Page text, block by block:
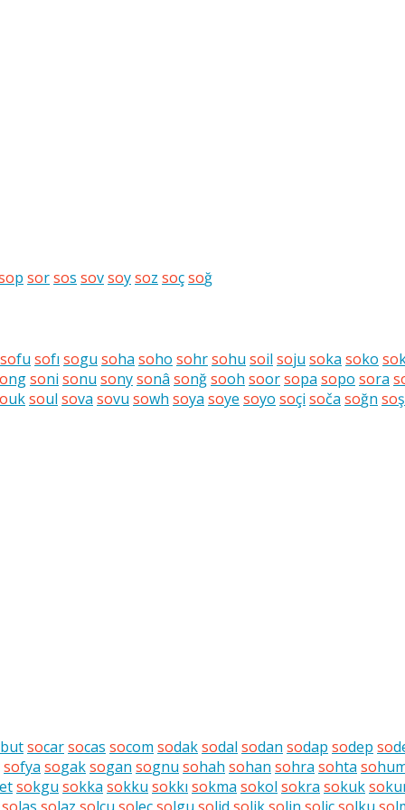
p sorsos sovsoysoz soçsoğ
sofu sofı sogu soha soho sohrsohu soil soju soka soko so
ngsoni sonu sonysonâ sonğsooh soorsopa sopo sora
uksoul sova sovu sowh soya soye soyo soçi soča soğn so
butsocarsocas socom sodaksodal sodan sodap sodep so
sofya sogaksogan sognu sohah sohan sohra sohta so
sokgu sokka sokku sokkı sokma sokol sokra sokukso